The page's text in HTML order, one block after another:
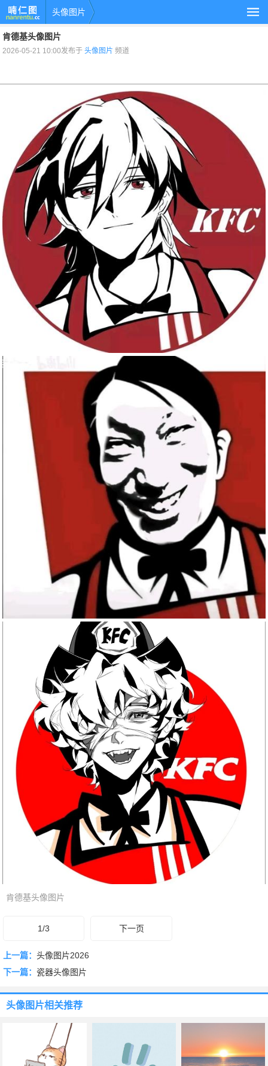
头像图片
肯德基头像图片
2026-05-21 10:00发布于头像图片 频道
肯德基头像图片
1/3 下一页
上一篇： 头像图片2026
下一篇： 瓷器头像图片
头像图片相关推荐